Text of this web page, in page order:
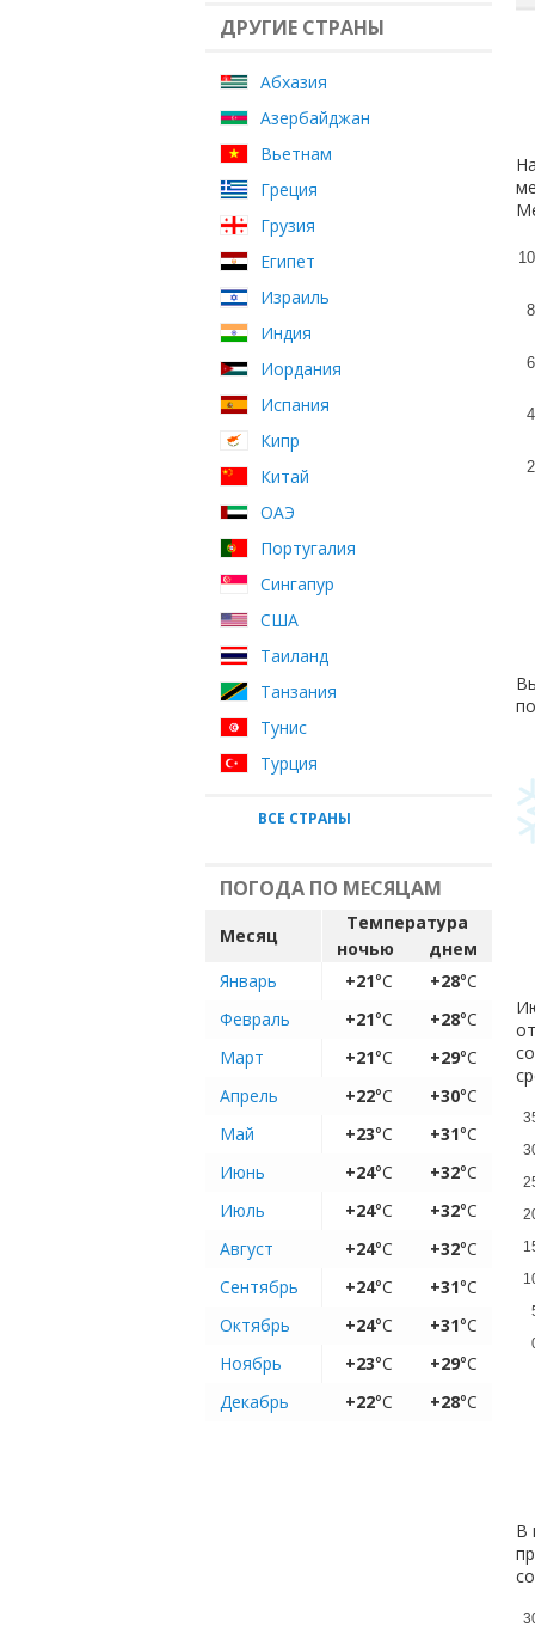
ДРУГИЕ СТРАНЫ
Абхазия
Азербайджан
Вьетнам
Греция
Грузия
Египет
Израиль
Индия
Иордания
Испания
Кипр
Китай
ОАЭ
Португалия
Сингапур
США
Таиланд
Танзания
Тунис
Турция
ВСЕ СТРАНЫ
ПОГОДА ПО МЕСЯЦАМ
Месяц
Температура
ночью
днем
Январь
+21°C +28°C
Февраль
+21°C +28°C
Март
+21°C +29°C
Апрель
+22°C +30°C
Май
+23°C +31°C
Июнь
+24°C +32°C
Июль
+24°C +32°C
Август
+24°C +32°C
Сентябрь
+24°C +31°C
Октябрь
+24°C +31°C
Ноябрь
+23°C +29°C
Декабрь
+22°C +28°C
В